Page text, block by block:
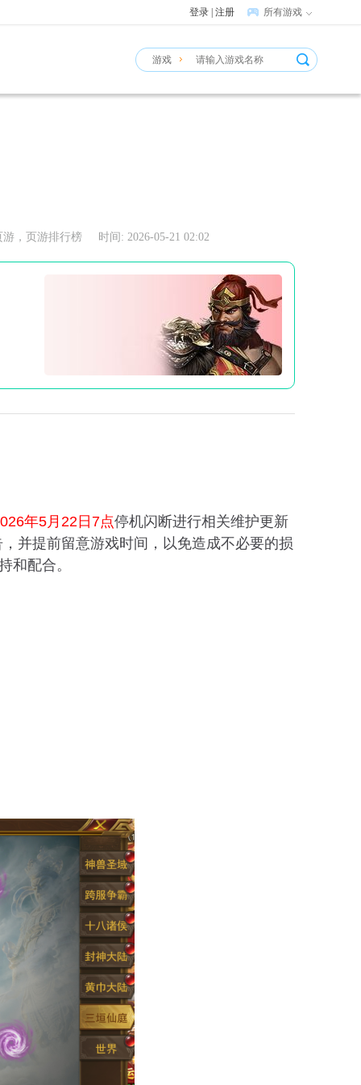
登录 注册 所有游戏
游戏
游，页游排行榜 时间: 2026-05-21 02:02
年5月22日7点停机闪断进行相关维护更新
并提前留意游戏时间，以免造成不必要的损
和配合。